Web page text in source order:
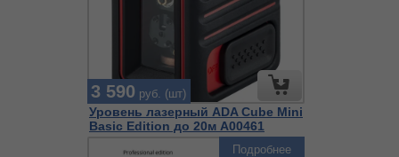
Уровень лазерный ADA Cube Mini
Basic Edition до 20м А00461
3 590 руб. (шт)
Подробнее